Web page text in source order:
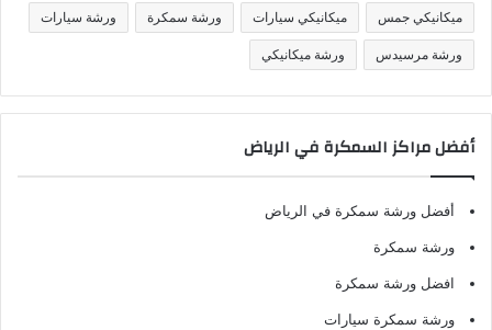
ميكانيكي جمس ميكانيكي سيارات ورشة سمكرة ورشة سيارات
ورشة مرسيدس ورشة ميكانيكي
أفضل مراكز السمكرة في الرياض
أفضل ورشة سمكرة في الرياض
ورشة سمكرة
افضل ورشة سمكرة
ورشة سمكرة سيارات